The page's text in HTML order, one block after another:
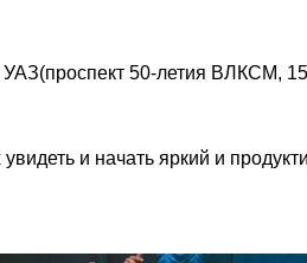
50-летия ВЛКСМ,
и начать яркий и